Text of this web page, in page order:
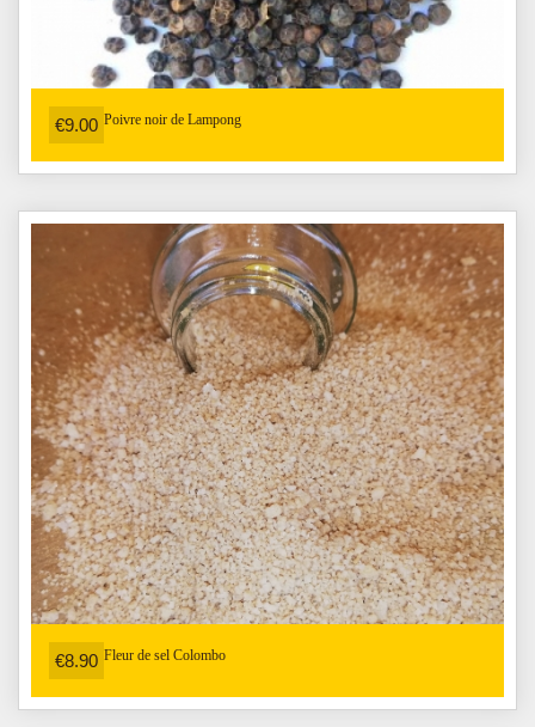
€9.00 Poivre noir de Lampong
€8.90 Fleur de sel Colombo